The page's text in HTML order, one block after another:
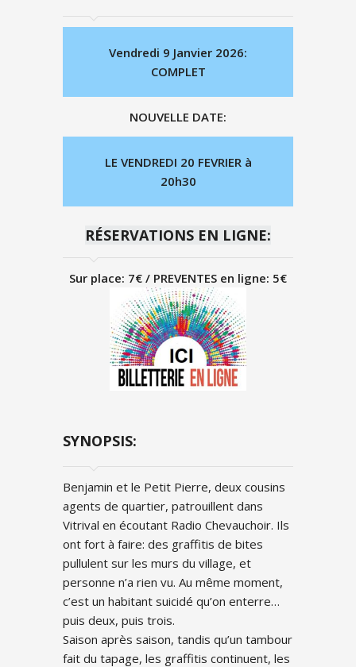
Vendredi 9 Janvier 2026:
COMPLET
NOUVELLE DATE:
LE VENDREDI 20 FEVRIER à
20h30
RÉSERVATIONS EN LIGNE:
Sur place: 7€ / PREVENTES en ligne: 5€
SYNOPSIS:
Benjamin et le Petit Pierre, deux cousins
agents de quartier, patrouillent dans
Vitrival en écoutant Radio Chevauchoir. Ils
ont fort à faire: des graffitis de bites
pullulent sur les murs du village, et
personne n’a rien vu. Au même moment,
c’est un habitant suicidé qu’on enterre…
puis deux, puis trois.
Saison après saison, tandis qu’un tambour
fait du tapage, les graffitis continuent, les